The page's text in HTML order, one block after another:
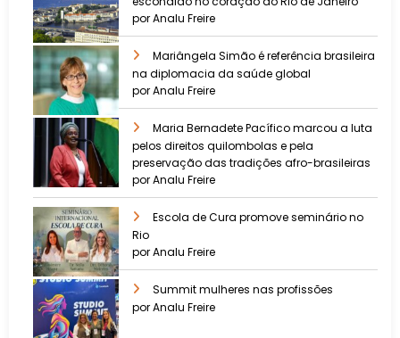
por Analu Freire
Mariângela Simão é referência brasileira
na diplomacia da saúde global
por Analu Freire
Maria Bernadete Pacífico marcou a luta
pelos direitos quilombolas e pela
preservação das tradições afro-brasileiras
por Analu Freire
Escola de Cura promove seminário no
Rio
por Analu Freire
Summit mulheres nas profissões
por Analu Freire